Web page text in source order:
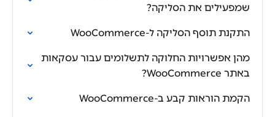
שמפעילים את הסליקה?
התקנת תוסף הסליקה ל-WooCommerce
מהן אפשרויות החלוקה לתשלומים עבור עסקאות
באתר WooCommerce?
הקמת הוראות קבע ב-WooCommerce